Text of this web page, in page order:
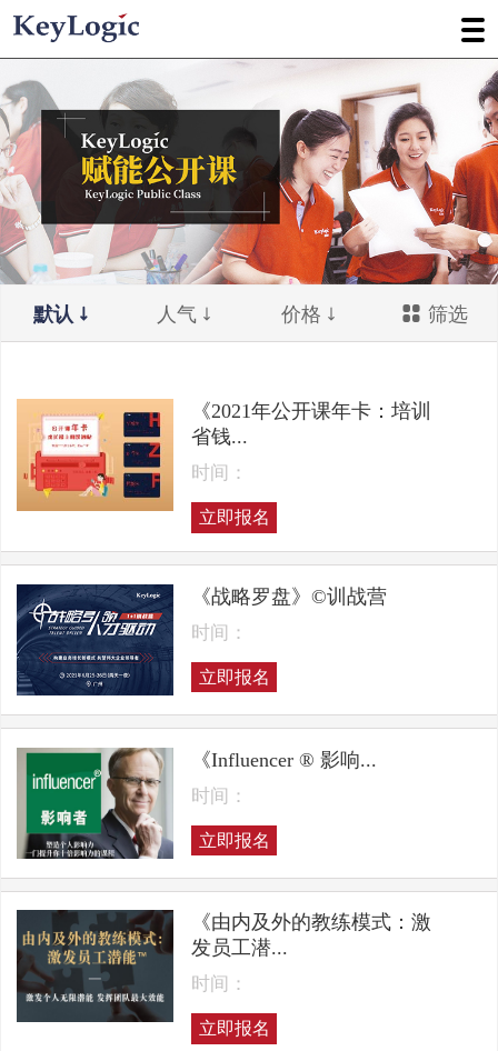
默认 人气 价格 筛选
《2021年公开课年卡：培训
省钱...
时间：
立即报名
《战略罗盘》©训战营
时间：
立即报名
《Influencer ® 影响...
时间：
立即报名
《由内及外的教练模式：激
发员工潜...
时间：
立即报名